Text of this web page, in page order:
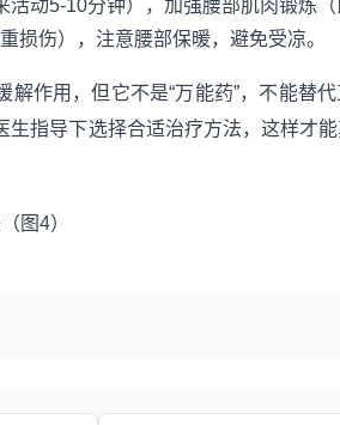
动5-10分钟），加强腰部肌肉锻炼（
损伤），注意腰部保暖，避免受凉。
作用，但它不是“万能药”，不能替代
指导下选择合适治疗方法，这样才